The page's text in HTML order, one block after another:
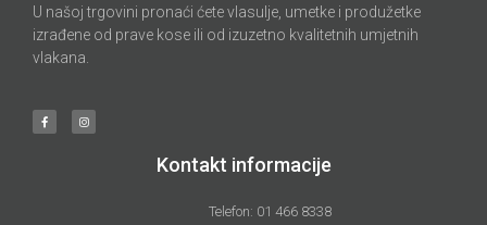
U našoj trgovini pronaći ćete vlasulje, umetke i produžetke
izrađene od prave kose ili od izuzetno kvalitetnih umjetnih
vlakana.
Kontakt informacije
Telefon: 01 466 8338